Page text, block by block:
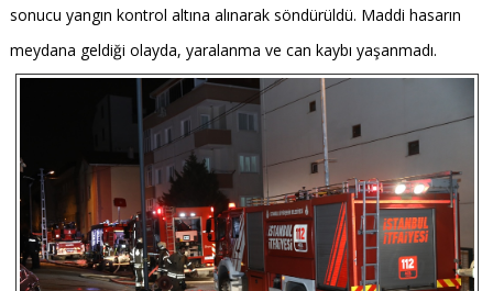
sonucu yangın kontrol altına alınarak söndürüldü. Maddi hasarın
meydana geldiği olayda, yaralanma ve can kaybı yaşanmadı.